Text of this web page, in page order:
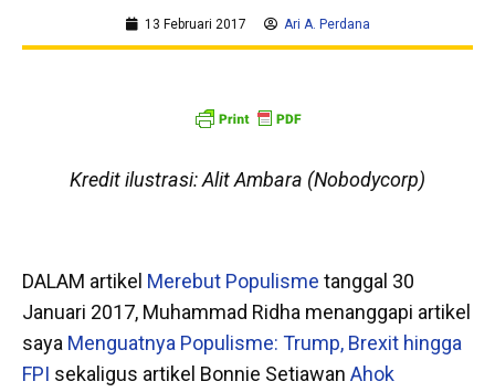
13 Februari 2017 Ari A. Perdana
Kredit ilustrasi: Alit Ambara (Nobodycorp)
DALAM artikel Merebut Populisme tanggal 30
Januari 2017, Muhammad Ridha menanggapi artikel
saya Menguatnya Populisme: Trump, Brexit hingga
FPI sekaligus artikel Bonnie Setiawan Ahok